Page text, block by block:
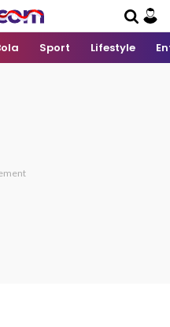
Sport Lifestyle